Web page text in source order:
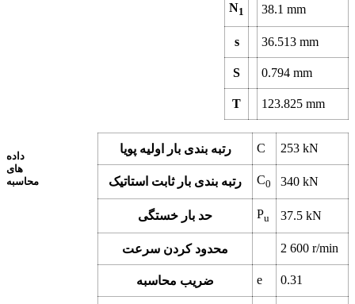
N1 38.1 mm
s 36.513 mm
S 0.794 mm
T 123.825 mm
داده
های
محاسبه
رتبه بندی بار اولیه پویا C 253 kN
رتبه بندی بار ثابت استاتیک C0 340 kN
حد بار خستگی Pu 37.5 kN
محدود کردن سرعت 2 600 r/min
ضریب محاسبه e 0.31